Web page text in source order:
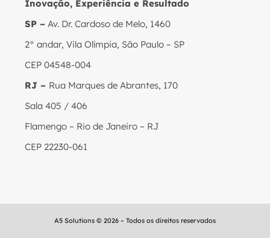
Inovação, Experiência e Resultado
SP – Av. Dr. Cardoso de Melo, 1460
2° andar, Vila Olímpia, São Paulo – SP
CEP 04548-004
RJ – Rua Marques de Abrantes, 170
Sala 405 / 406
Flamengo – Rio de Janeiro – RJ
CEP 22230-061
A5 Solutions © 2026 – Todos os direitos reservados